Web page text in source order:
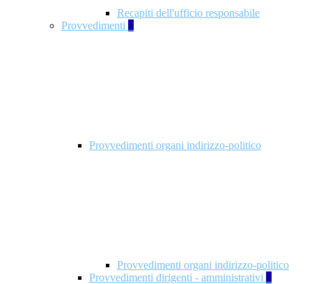
Recapiti dell'ufficio responsabile
Provvedimenti 3
Provvedimenti organi indirizzo-politico
Provvedimenti organi indirizzo-politico
Provvedimenti dirigenti - amministrativi 3